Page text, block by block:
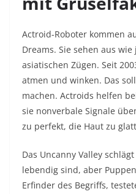
Actroid-Roboter kommen
Dreams. Sie sehen aus
asiatischen Zügen. Seit
atmen und winken. Das
machen. Actroids helfen
sie nonverbale Signale
zu perfekt, die Haut zu
Das Uncanny Valley
lebendig sind, aber
Erfinder des Begriffs,